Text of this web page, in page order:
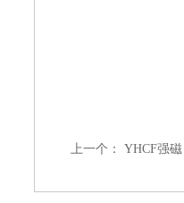
上一个： YHCF强